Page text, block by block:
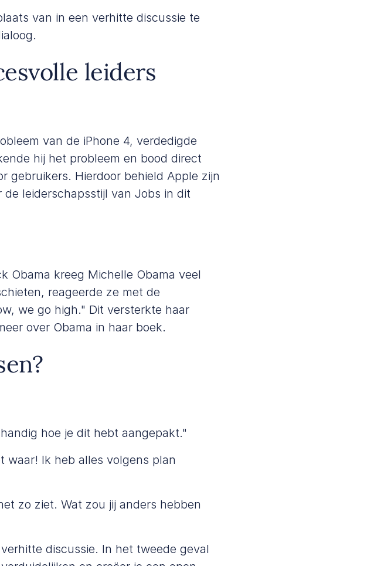
van in een verhitte discussie te
leiders
van de iPhone 4, verdedigde
hij het probleem en bood direct
gebruikers. Hierdoor behield Apple zijn
leiderschapsstijl van Jobs in dit
Obama kreeg Michelle Obama veel
reageerde ze met de
we go high." Dit versterkte haar
over Obama in haar boek.
hoe je dit hebt aangepakt."
waar! Ik heb alles volgens plan
zo ziet. Wat zou jij anders hebben
discussie. In het tweede geval